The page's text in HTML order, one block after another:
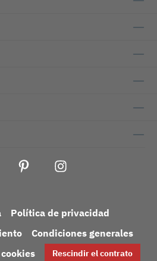
Política de privacidad
Condiciones generales
Rescindir el contrato